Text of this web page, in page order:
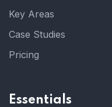
Key Areas
Case Studies
Pricing
Essentials